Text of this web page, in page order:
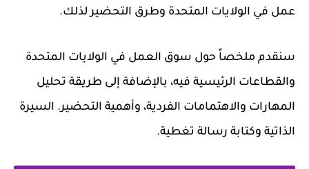
عمل في الولايات المتحدة وطرق التحضير لذلك.
سنقدم ملخصاً حول سوق العمل في الولايات المتحدة
والقطاعات الرئيسية فيه، بالإضافة إلى طريقة تحليل
المهارات والاهتمامات الفردية، وأهمية التحضير. السيرة
الذاتية وكتابة رسالة تغطية.